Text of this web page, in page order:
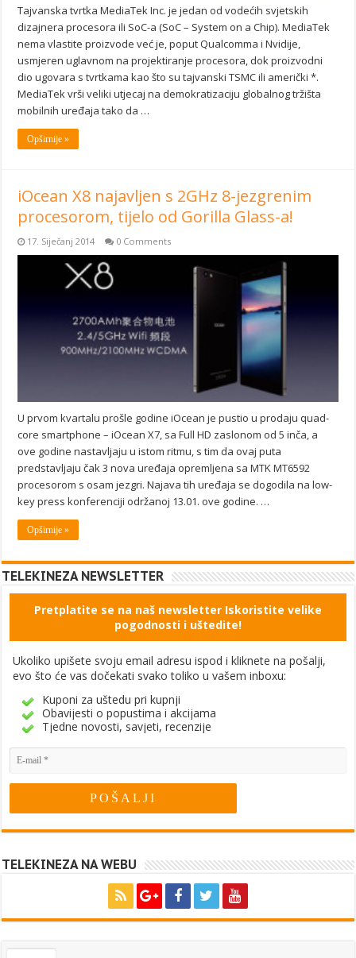
Tajvanska tvrtka MediaTek Inc. je jedan od vodećih svjetskih
dizajnera procesora ili SoC-a (SoC – System on a Chip). MediaTek
nema vlastite proizvode već je, poput Qualcomma i Nvidije,
usmjeren uglavnom na projektiranje procesora, dok proizvodni
dio ugovara s tvrtkama kao što su tajvanski TSMC ili američki *.
MediaTek vrši veliki utjecaj na demokratizaciju globalnog tržišta
mobilnih uređaja tako da …
Opširnije »
iOcean X8 najavljen s 2GHz 8-jezgrenim
procesorom, tijelo od Gorilla Glass-a!
17. Siječanj 2014 0 Comments
U prvom kvartalu prošle godine iOcean je pustio u prodaju quad-
core smartphone – iOcean X7, sa Full HD zaslonom od 5 inča, a
ove godine nastavljaju u istom ritmu, s tim da ovaj puta
predstavljaju čak 3 nova uređaja opremljena sa MTK MT6592
procesorom s osam jezgri. Najava tih uređaja se dogodila na low-
key press konferenciji održanoj 13.01. ove godine. …
Opširnije »
TELEKINEZA NEWSLETTER
Pretplatite se na naš newsletter Iskoristite velike
pogodnosti i uštedite!
Ukoliko upišete svoju email adresu ispod i kliknete na pošalji,
evo što će vas dočekati svako toliko u vašem inboxu:
Kuponi za uštedu pri kupnji
Obavijesti o popustima i akcijama
Tjedne novosti, savjeti, recenzije
TELEKINEZA NA WEBU